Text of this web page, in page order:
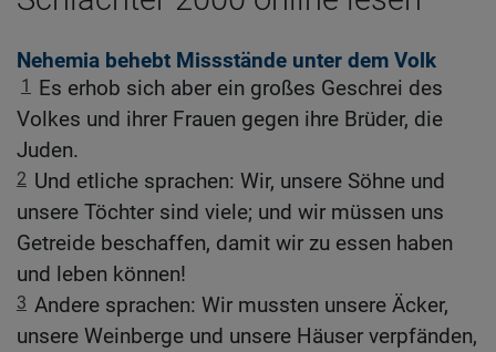
Nehemia behebt Missstände unter dem Volk
1
Es erhob sich aber ein großes Geschrei des
Volkes und ihrer Frauen gegen ihre Brüder, die
Juden.
2 Und etliche sprachen: Wir, unsere Söhne und
unsere Töchter sind viele; und wir müssen uns
Getreide beschaffen, damit wir zu essen haben
und leben können!
3 Andere sprachen: Wir mussten unsere Äcker,
unsere Weinberge und unsere Häuser verpfänden,